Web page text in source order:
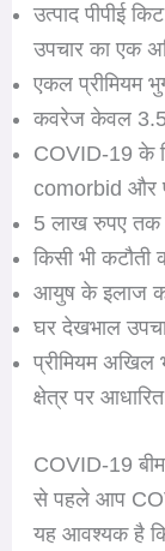
उत्पाद पीपीई
उपचार का एक
एकल प्रीमियम
कवरेज केवल
COVID-19 के
comorbid और
5 लाख रुपए तक
किसी भी कटौती
आयुष के इलाज
घर देखभाल
प्रीमियम अखिल
क्षेत्र पर
COVID-19
से पहले आप
यह आवश्यक है